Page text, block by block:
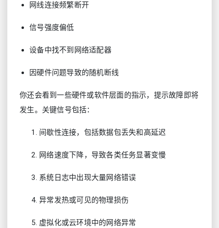
网线连接频繁断开
信号强度偏低
设备中找不到网络适配器
因硬件问题导致的随机断线
你还会看到一些硬件或软件层面的指示，提示故障即将
发生。关键信号包括：
间歇性连接，包括数据包丢失和高延迟
网络速度下降，导致各类任务显著变慢
系统日志中出现大量网络错误
异常发热或可见的物理损伤
虚拟化或云环境中的网络异常